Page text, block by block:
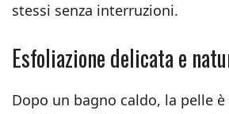
stessi senza interruzioni.
Esfoliazione delicata e
Dopo un bagno caldo, la pelle